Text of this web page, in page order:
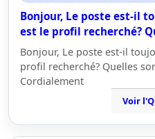
Bonjour, Le poste est-il
est le profil recherché?
Bonjour, Le poste est-il
profil recherché? Quelles
Cordialement
Voir